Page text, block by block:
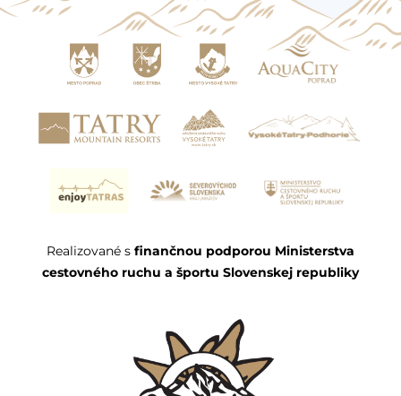
Realizované s finančnou podporou Ministerstva
cestovného ruchu a športu Slovenskej republiky